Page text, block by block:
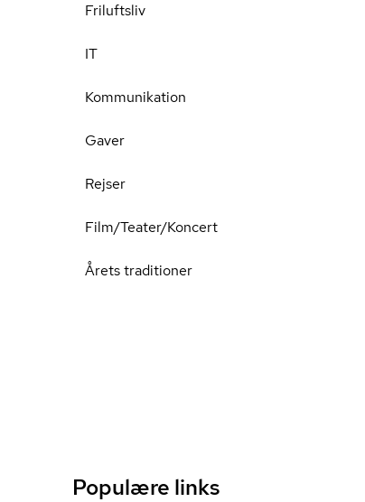
Friluftsliv
IT
Kommunikation
Gaver
Rejser
Film/Teater/Koncert
Årets traditioner
Populære links